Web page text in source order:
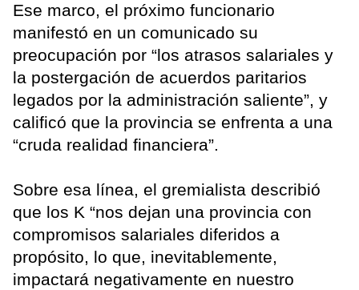
Ese marco, el próximo funcionario
manifestó en un comunicado su
preocupación por “los atrasos salariales y
la postergación de acuerdos paritarios
legados por la administración saliente”, y
calificó que la provincia se enfrenta a una
“cruda realidad financiera”.
Sobre esa línea, el gremialista describió
que los K “nos dejan una provincia con
compromisos salariales diferidos a
propósito, lo que, inevitablemente,
impactará negativamente en nuestro